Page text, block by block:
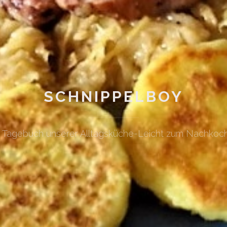
SCHNIPPELBOY
Tagebuch unserer Alltagsküche-Leicht zum